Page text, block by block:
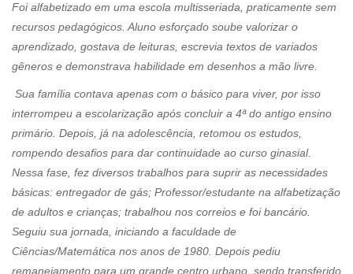
Foi alfabetizado em uma escola multisseriada, praticamente sem
recursos pedagógicos. Aluno esforçado soube valorizar o
aprendizado, gostava de leituras, escrevia textos de variados
gêneros e demonstrava habilidade em desenhos a mão livre.
Sua família contava apenas com o básico para viver, por isso
interrompeu a escolarização após concluir a 4ª do antigo ensino
primário. Depois, já na adolescência, retomou os estudos,
rompendo desafios para dar continuidade ao curso ginasial.
Nessa fase, fez diversos trabalhos para suprir as necessidades
básicas: entregador de gás; Professor/estudante na alfabetização
de adultos e crianças; trabalhou nos correios e foi bancário.
Seguiu sua jornada, iniciando a faculdade de
Ciências/Matemática nos anos de 1980. Depois pediu
remanejamento para um grande centro urbano, sendo transferido